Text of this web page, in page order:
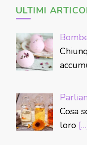
ULTIMI
Cosa
loro